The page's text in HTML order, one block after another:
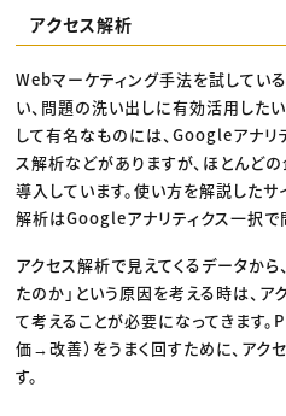
アクセス解析
Webマーケティング手法を試してい
い、問題の洗い出しに有効活用した
して有名なものには、Googleアナ
ス解析などがありますが、ほとんど
導入しています。使い方を解説したサ
解析はGoogleアナリティクス一択で
アクセス解析で見えてくるデータから
たのか」という原因を考える時は、
て考えることが必要になってきます
価→改善）をうまく回すために、ア
す。